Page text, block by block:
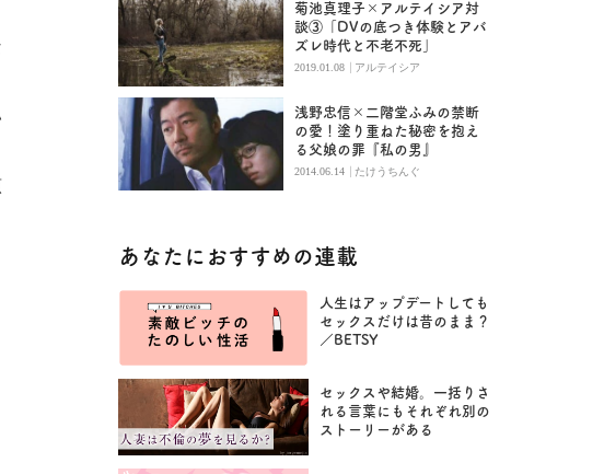
菊池真理子×アルテイシア対
談③「DVの底つき体験とアバ
ズレ時代と不老不死」
2019.01.08 | アルテイシア
浅野忠信×二階堂ふみの禁断
の愛！塗り重ねた秘密を抱え
る父娘の罪『私の男』
2014.06.14 | たけうちんぐ
あなたにおすすめの連載
人生はアップデートしても
セックスだけは昔のまま？
／BETSY
セックスや結婚。一括りさ
れる言葉にもそれぞれ別の
ストーリーがある